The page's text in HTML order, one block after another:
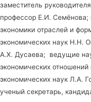
заместитель
профессор Е.И. Семёнова;
экономики отраслей и
экономических наук Н.Н.
А.Х. Дусаева; ведущие
экономических
экономических наук Л.А.
ученый секретарь,